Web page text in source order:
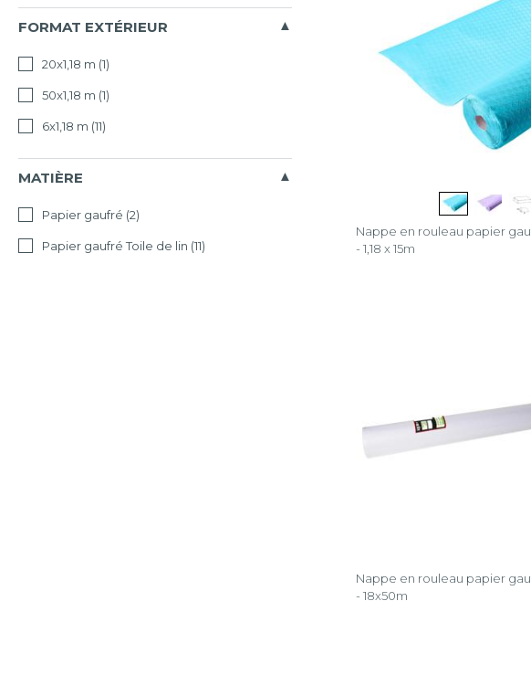
FORMAT EXTÉRIEUR
20x1,18 m (1)
50x1,18 m (1)
6x1,18 m (11)
MATIÈRE
Papier gaufré (2)
Papier gaufré Toile de lin (11)
Nappe en rouleau papier
- 1,18 x 15m
Nappe en rouleau papier
- 18x50m